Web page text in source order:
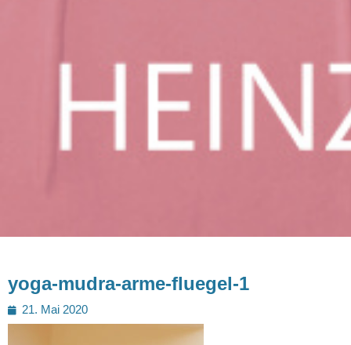
yoga-mudra-arme-fluegel-1
Posted
on
21. Mai 2020